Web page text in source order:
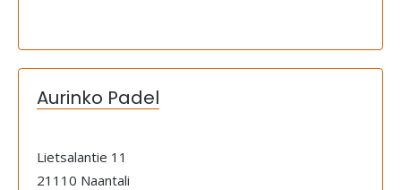
Aurinko Padel
Lietsalantie 11
21110 Naantali